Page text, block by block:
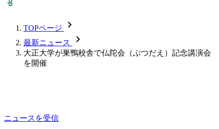
TOPページ chevron_forward
最新ニュース chevron_forward
大正大学が巣鴨校舎で仏陀会（ぶつだえ）記念講演会
を開催
ニュースを受信